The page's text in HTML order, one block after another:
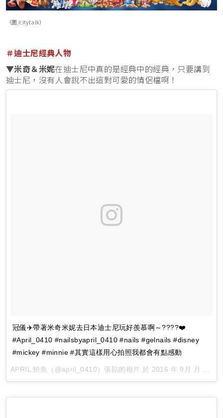
（圖/citytalk）
＃迪士尼經典人物
▼米奇＆米妮在迪士尼中真的是經典中的經典，只要講到
迪士尼，沒有人會說不出這對可愛的情侶檔啊！
冠儀✈️帶著米奇米妮去日本迪士尼玩好羨慕啊～????❤️
#April_0410 #nailsbyapril_0410 #nails #gelnails #disney
#mickey #minnie #其實這樣用心拍照我都會有點感動
APRIL 鮪魚（@april_0410）張貼的相片 於 2016 年 9月 月 14 12:08上午 PDT